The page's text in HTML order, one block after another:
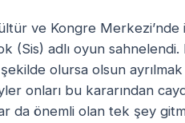
ve Kongre Merkezi’nde
(Sis) adlı oyun
olursa olsun
onları bu kararından
da önemli olan tek şey